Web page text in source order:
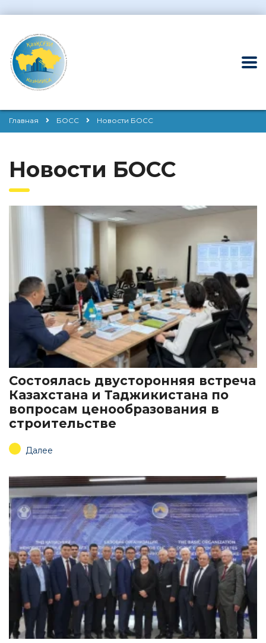
Главная БОСС Новости БОСС
Новости БОСС
Состоялась двусторонняя встреча
Казахстана и Таджикистана по
вопросам ценообразования в
строительстве
Далее